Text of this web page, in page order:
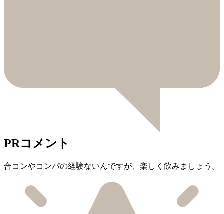
PRコメント
合コンやコンパの経験ないんですが、楽しく飲みましょう。